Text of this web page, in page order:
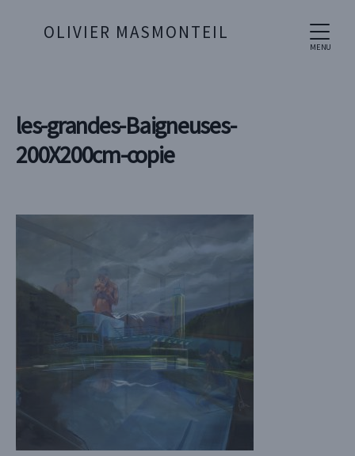
MENU
OLIVIER MASMONTEIL
les-grandes-Baigneuses-
200X200cm-copie